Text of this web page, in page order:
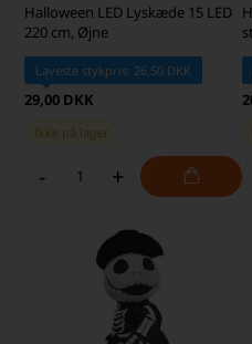
Halloween LED Lyskæde 15 LED
220 cm, Øjne
Laveste stykpris: 26,50 DKK
29,00 DKK
Ikke på lager
- +